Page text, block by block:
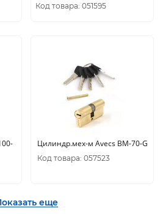
Код товара: 051595
Цилиндр.мех-м Avecs BM-70-G
Код товара: 057523
еще